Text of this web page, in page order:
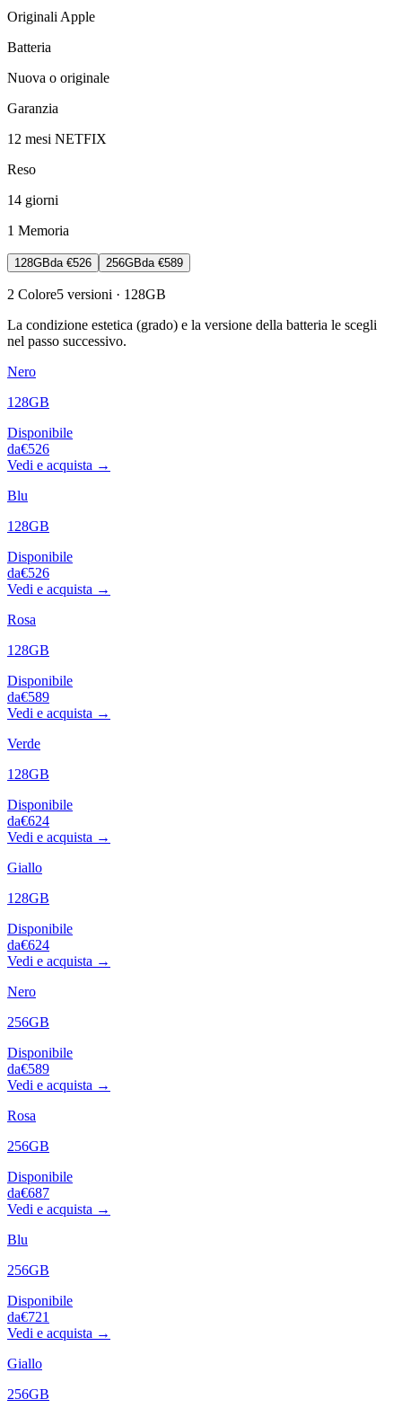
Originali Apple
Batteria
Nuova o originale
Garanzia
12 mesi NETFIX
Reso
14 giorni
1 Memoria
128GBda €526 256GBda €589
2 Colore5 versioni · 128GB
La condizione estetica (grado) e la versione della batteria le scegli
nel passo successivo.
Nero
128GB
Disponibile
da€526
Vedi e acquista →
Blu
128GB
Disponibile
da€526
Vedi e acquista →
Rosa
128GB
Disponibile
da€589
Vedi e acquista →
Verde
128GB
Disponibile
da€624
Vedi e acquista →
Giallo
128GB
Disponibile
da€624
Vedi e acquista →
Nero
256GB
Disponibile
da€589
Vedi e acquista →
Rosa
256GB
Disponibile
da€687
Vedi e acquista →
Blu
256GB
Disponibile
da€721
Vedi e acquista →
Giallo
256GB